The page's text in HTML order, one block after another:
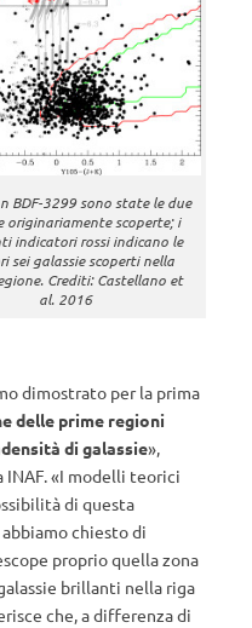
BDF-3299 sono state le due
originariamente scoperte; i
indicatori rossi indicano le
sei galassie scoperti nella
Crediti: Castellano et
al. 2016
dimostrato per la prima
delle prime regioni
di galassie»,
INAF. «I modelli teorici
di questa
chiesto di
proprio quella zona
brillanti nella riga
che, a differenza di